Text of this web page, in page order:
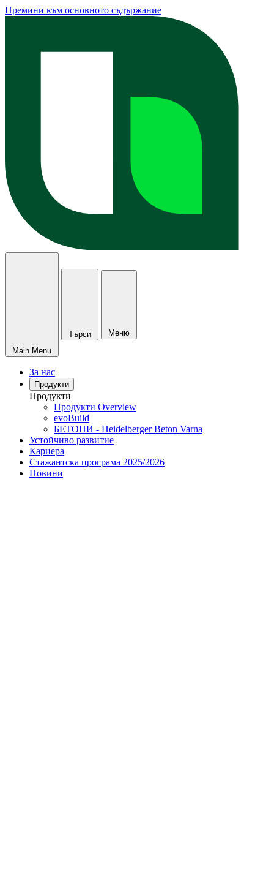
Премини към основното съдържание
Main Menu
Търси Меню
За нас
Продукти
Продукти
Продукти Overview
evoBuild
БЕТОНИ - Heidelberger Beton Varna
Устойчиво развитие
Кариера
Стажантска програма 2025/2026
Новини